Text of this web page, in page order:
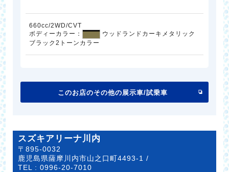
660cc/2WD/CVT
ボディーカラー：
ウッドランドカーキメタリック
ブラック2トーンカラー
このお店のその他の展示車/試乗車
スズキアリーナ川内
〒895-0032
鹿児島県薩摩川内市山之口町4493-1 /
TEL :0996-20-7010